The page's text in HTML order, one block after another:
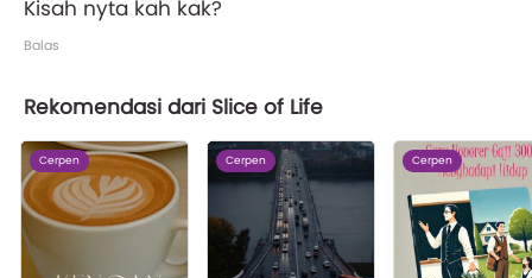
Kisah nyta kah kak?
Balas
Rekomendasi dari Slice of Life
Cerpen Cerpen Cerpen